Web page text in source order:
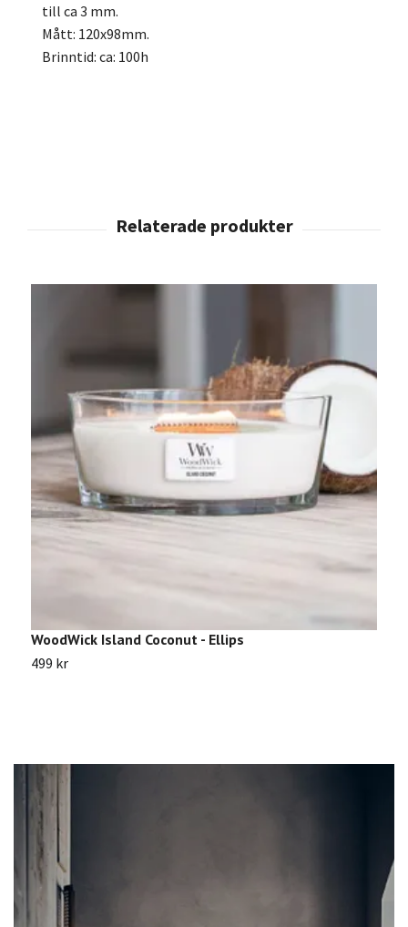
till ca 3 mm.
Mått: 120x98mm.
Brinntid: ca: 100h
WoodWick Island Coconut - Ellips
499 kr